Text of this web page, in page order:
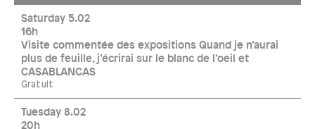
Saturday 5.02
16h
Visite commentée des expositions Quand je n’aurai
plus de feuille, j’écrirai sur le blanc de l’oeil et
CASABLANCAS
Gratuit
Tuesday 8.02
20h